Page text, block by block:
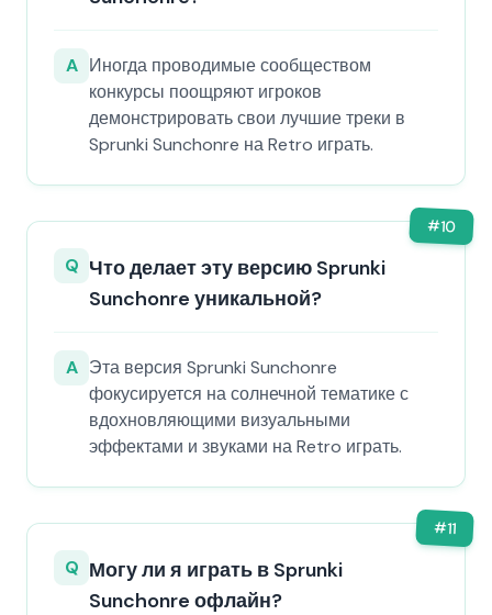
A Иногда проводимые сообществом
конкурсы поощряют игроков
демонстрировать свои лучшие треки в
Sprunki Sunchonre на Retro играть.
#10
Q Что делает эту версию Sprunki
Sunchonre уникальной?
A Эта версия Sprunki Sunchonre
фокусируется на солнечной тематике с
вдохновляющими визуальными
эффектами и звуками на Retro играть.
#11
Q Могу ли я играть в Sprunki
Sunchonre офлайн?